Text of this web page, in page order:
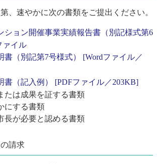
、速やかに次の書類をご提出ください。
ション開催事業実績報告書（別記様式第6
ァイル
書（別記第7号様式） [Wordファイル／
書（記入例） [PDFファイル／203KB]
たは成果を証する書類
にする書類
長が必要と認める書類
の請求